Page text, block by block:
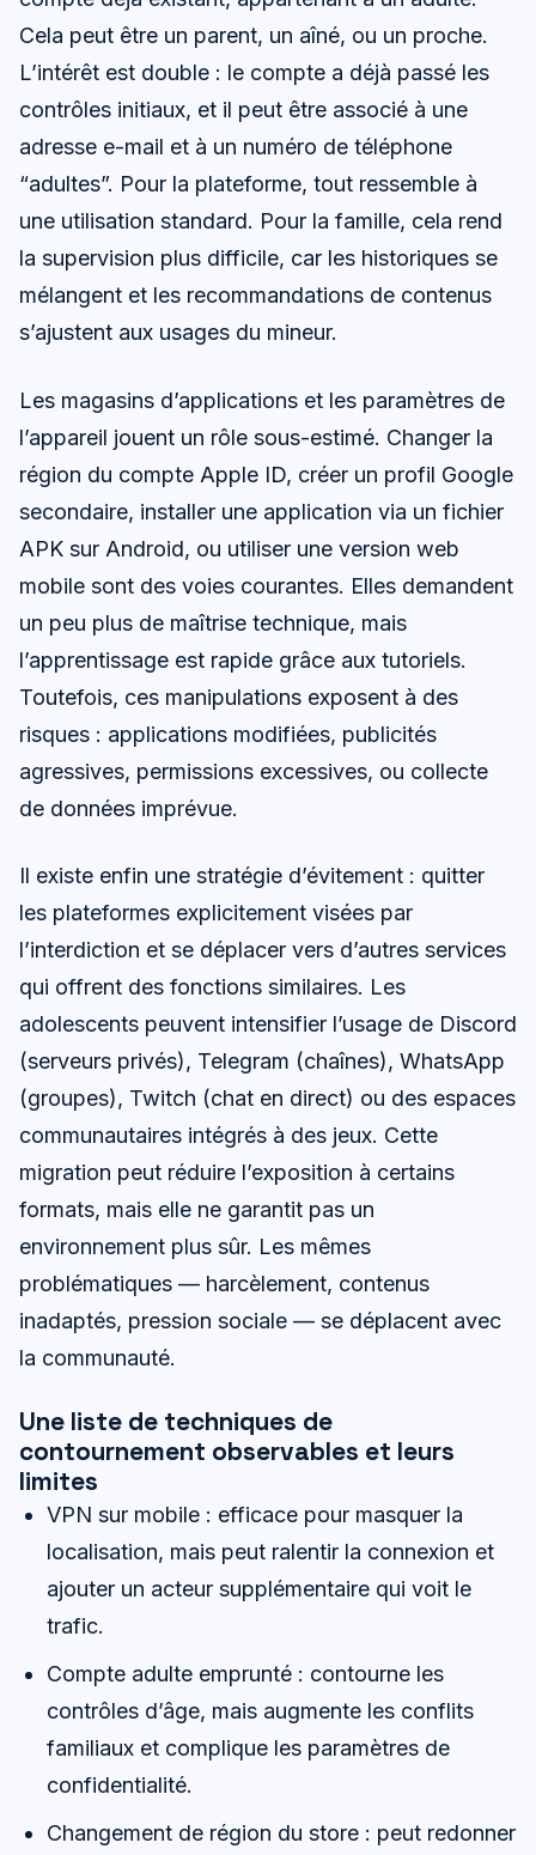
Cela peut être un parent, un aîné, ou un proche.
L’intérêt est double : le compte a déjà passé les
contrôles initiaux, et il peut être associé à une
adresse e-mail et à un numéro de téléphone
“adultes”. Pour la plateforme, tout ressemble à
une utilisation standard. Pour la famille, cela rend
la supervision plus difficile, car les historiques se
mélangent et les recommandations de contenus
s’ajustent aux usages du mineur.
Les magasins d’applications et les paramètres de
l’appareil jouent un rôle sous-estimé. Changer la
région du compte Apple ID, créer un profil Google
secondaire, installer une application via un fichier
APK sur Android, ou utiliser une version web
mobile sont des voies courantes. Elles demandent
un peu plus de maîtrise technique, mais
l’apprentissage est rapide grâce aux tutoriels.
Toutefois, ces manipulations exposent à des
risques : applications modifiées, publicités
agressives, permissions excessives, ou collecte
de données imprévue.
Il existe enfin une stratégie d’évitement : quitter
les plateformes explicitement visées par
l’interdiction et se déplacer vers d’autres services
qui offrent des fonctions similaires. Les
adolescents peuvent intensifier l’usage de Discord
(serveurs privés), Telegram (chaînes), WhatsApp
(groupes), Twitch (chat en direct) ou des espaces
communautaires intégrés à des jeux. Cette
migration peut réduire l’exposition à certains
formats, mais elle ne garantit pas un
environnement plus sûr. Les mêmes
problématiques — harcèlement, contenus
inadaptés, pression sociale — se déplacent avec
la communauté.
Une liste de techniques de
contournement observables et leurs
limites
VPN sur mobile : efficace pour masquer la
localisation, mais peut ralentir la connexion et
ajouter un acteur supplémentaire qui voit le
trafic.
Compte adulte emprunté : contourne les
contrôles d’âge, mais augmente les conflits
familiaux et complique les paramètres de
confidentialité.
Changement de région du store : peut redonner